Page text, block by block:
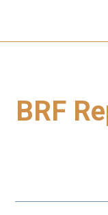
BRF